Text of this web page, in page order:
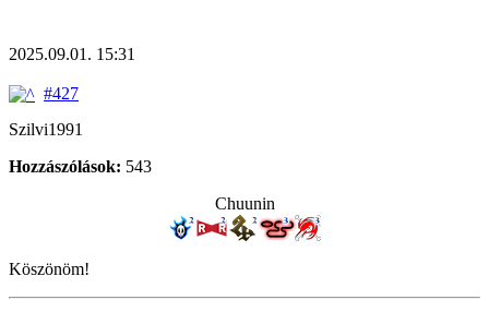
2025.09.01. 15:31
#427
Szilvi1991
Hozzászólások: 543
Chuunin
Köszönöm!